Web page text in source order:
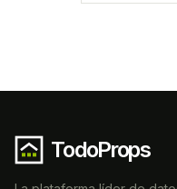
TodoProps